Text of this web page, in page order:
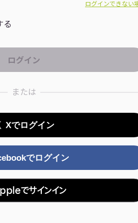
ログインできない
る
または
Xでログイン
でログイン
でサインイン